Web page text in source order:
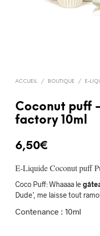
ACCUEIL / BOUTIQUE / E-
Coconut puff
factory 10ml
6,50€
E-Liquide Coconut puff
Coco Puff: Whaaaa le
Dude’, me laisse tout
Contenance : 10ml